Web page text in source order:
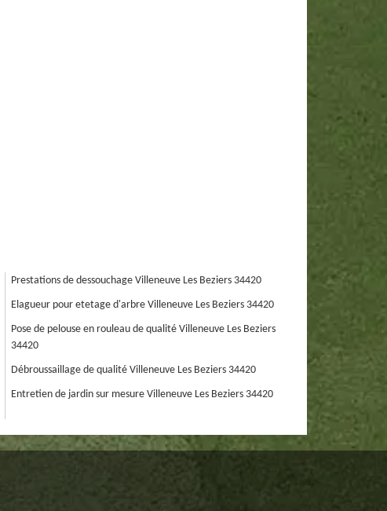
Prestations de dessouchage Villeneuve Les Beziers 34420
Elagueur pour etetage d'arbre Villeneuve Les Beziers 34420
Pose de pelouse en rouleau de qualité Villeneuve Les Beziers
34420
Débroussaillage de qualité Villeneuve Les Beziers 34420
Entretien de jardin sur mesure Villeneuve Les Beziers 34420